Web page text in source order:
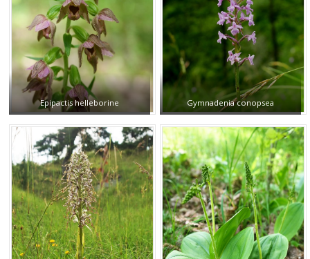
Epipactis helleborine Gymnadenia conopsea